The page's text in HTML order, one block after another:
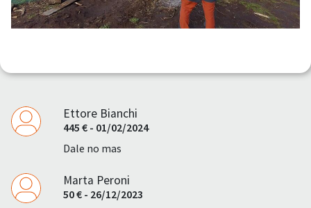
Ettore Bianchi
445 € - 01/02/2024
Dale no mas
Marta Peroni
50 € - 26/12/2023